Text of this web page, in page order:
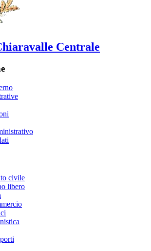
Centrale
civile
libero